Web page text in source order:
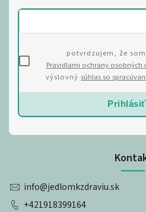
info@jedlomkzdraviu.sk
+421918399164
potvrdzujem, že
Pravidlami ochrany osobných
výslovný súhlas so